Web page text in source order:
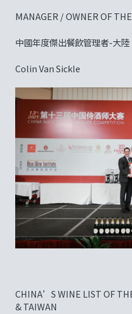
MANAGER / OWNER OF
中國年度傑出餐飲管理者-大陸
Colin Van Sickle
CHINA’S WINE LIST OF
& TAIWAN